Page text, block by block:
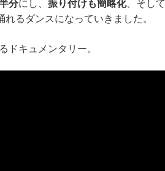
分にし、 振り付けも簡略化、そして
るダンスになっていきました。
ドキュメンタリー。